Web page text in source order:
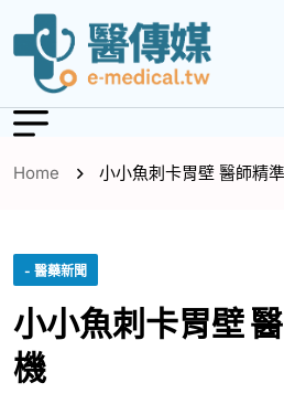
Home 小小魚刺卡胃壁 醫師精
- 醫藥新聞
小小魚刺卡胃壁
機